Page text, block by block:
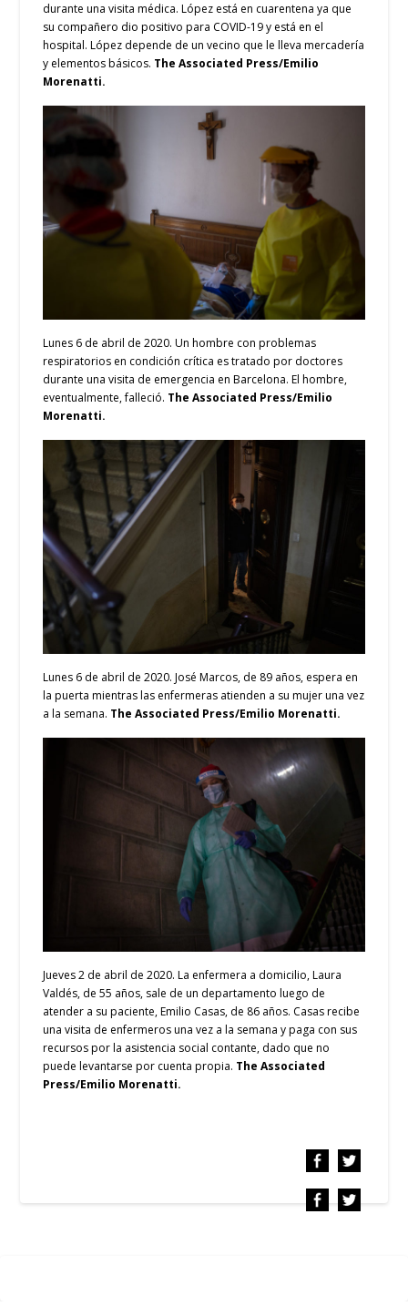
durante una visita médica. López está en cuarentena ya que
su compañero dio positivo para COVID-19 y está en el
hospital. López depende de un vecino que le lleva mercadería
y elementos básicos. The Associated Press/Emilio
Morenatti.
Lunes 6 de abril de 2020. Un hombre con problemas
respiratorios en condición crítica es tratado por doctores
durante una visita de emergencia en Barcelona. El hombre,
eventualmente, falleció. The Associated Press/Emilio
Morenatti.
Lunes 6 de abril de 2020. José Marcos, de 89 años, espera en
la puerta mientras las enfermeras atienden a su mujer una vez
a la semana. The Associated Press/Emilio Morenatti.
Jueves 2 de abril de 2020. La enfermera a domicilio, Laura
Valdés, de 55 años, sale de un departamento luego de
atender a su paciente, Emilio Casas, de 86 años. Casas recibe
una visita de enfermeros una vez a la semana y paga con sus
recursos por la asistencia social contante, dado que no
puede levantarse por cuenta propia. The Associated
Press/Emilio Morenatti.